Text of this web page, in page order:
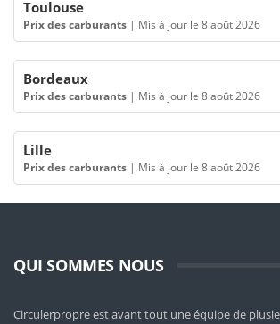
Toulouse
Prix des carburants | Mis à jour le 8 août 2026
Bordeaux
Prix des carburants | Mis à jour le 8 août 2026
Lille
Prix des carburants | Mis à jour le 8 août 2026
QUI SOMMES NOUS
Circulerpropre est avant tout une équipe de